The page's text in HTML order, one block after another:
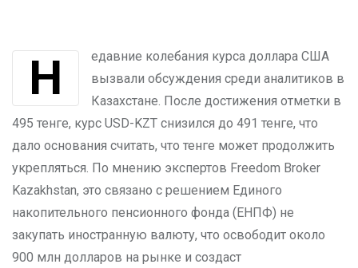
Недавние колебания курса доллара США
вызвали обсуждения среди аналитиков в
Казахстане. После достижения отметки в
495 тенге, курс USD-KZT снизился до 491 тенге, что
дало основания считать, что тенге может продолжить
укрепляться. По мнению экспертов Freedom Broker
Kazakhstan, это связано с решением Единого
накопительного пенсионного фонда (ЕНПФ) не
закупать иностранную валюту, что освободит около
900 млн долларов на рынке и создаст